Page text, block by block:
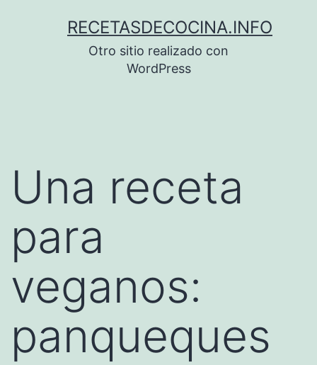
RECETASDECOCINA.INFO
Otro sitio realizado con
WordPress
Una receta
para
veganos:
panqueques